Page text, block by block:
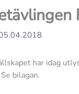
har idag
bilagan.